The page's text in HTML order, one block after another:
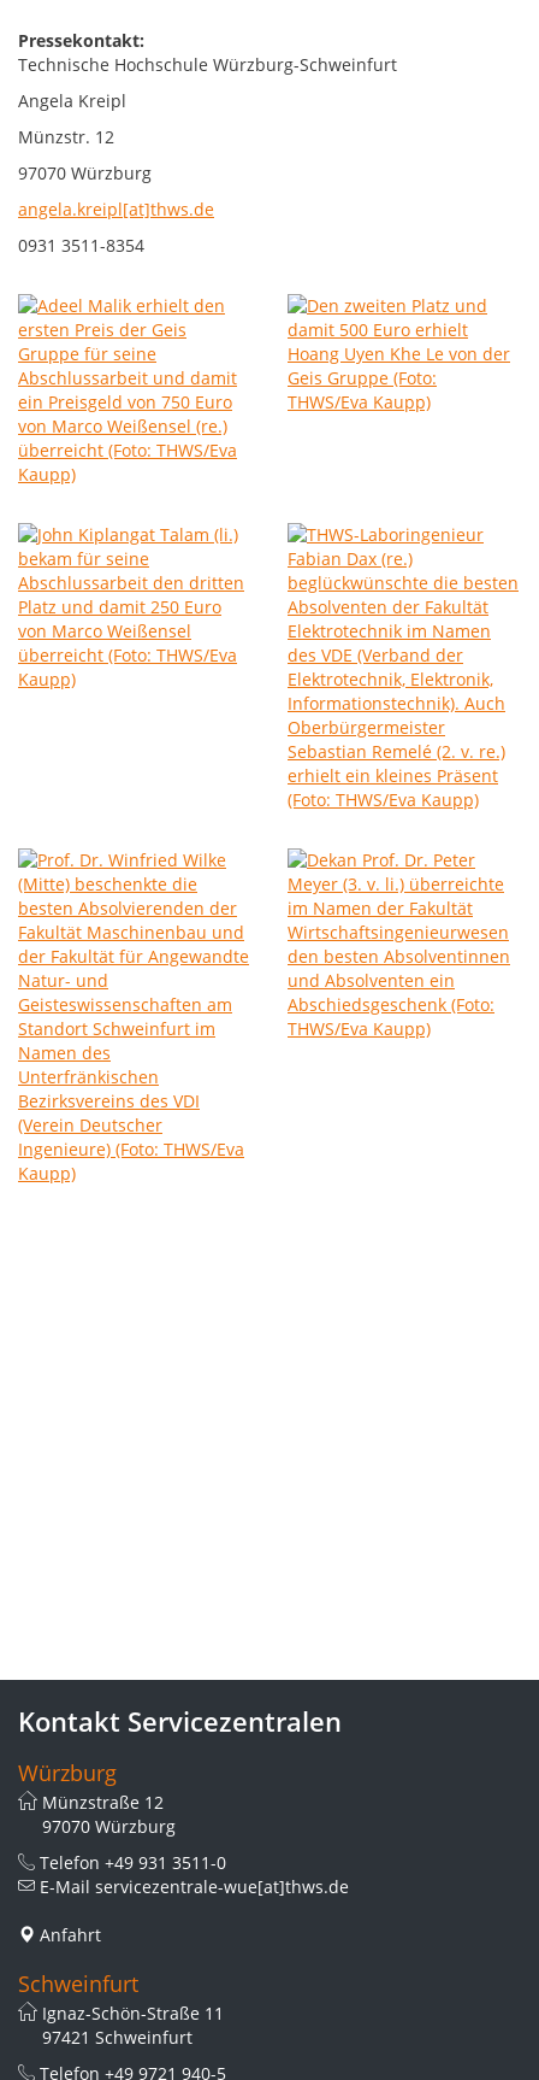
Pressekontakt:
Technische Hochschule Würzburg-Schweinfurt
Angela Kreipl
Münzstr. 12
97070 Würzburg
angela.kreipl[at]thws.de
0931 3511-8354
Kontakt Servicezentralen
Würzburg
Münzstraße 12
97070 Würzburg
Telefon +49 931 3511-0
E-Mail servicezentrale-wue[at]thws.de
Anfahrt
Schweinfurt
Ignaz-Schön-Straße 11
97421 Schweinfurt
Telefon +49 9721 940-5